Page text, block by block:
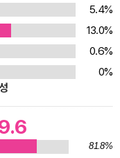
독과 부모의 반대로 꿈
보이는 이야기다. 이 작
살리고 있으며, 캐릭터
할머니의 남자 친구」는
신세대 할아버지를 등장
이 있는 내성적인 여자
형상화시켰다. 흔히
하는 것이 보통인데, 「바
5.4%
13.0%
0.6%
0%
81.8%